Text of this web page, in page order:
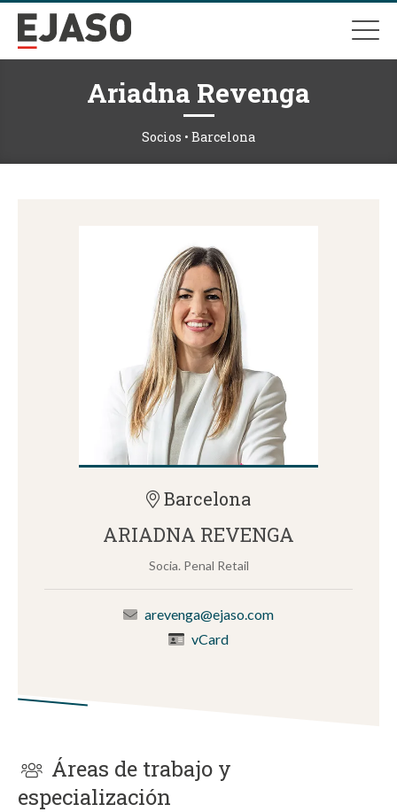
Ariadna Revenga
Socios • Barcelona
Barcelona
ARIADNA REVENGA
Socia. Penal Retail
arevenga@ejaso.com
vCard
Áreas de trabajo y
especialización